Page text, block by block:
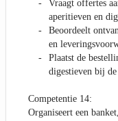
Vraagt offertes
aperitieven en
Beoordeelt
en
Plaatst de
digestieven bij
Competentie 14:
Organiseert een